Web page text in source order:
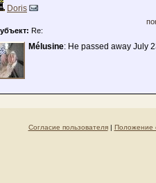
Doris
Re:
Mélusine: He passed away July
Согласие пользователя| Положение